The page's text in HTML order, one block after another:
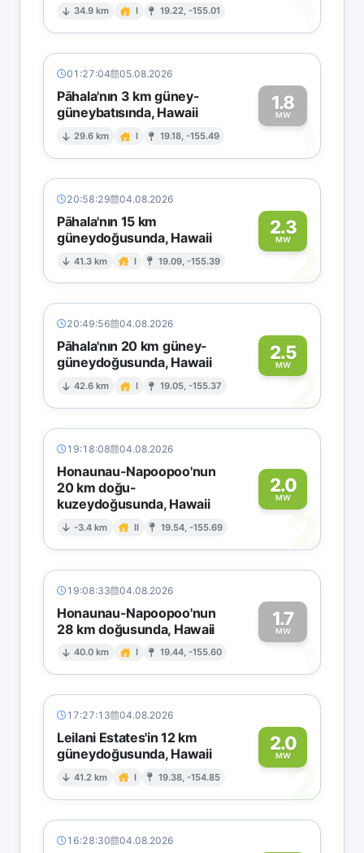
34.9 km I 19.22, -155.01 1
01:27:04 05.08.2026
Pāhala'nın 3 km güney-
güneybatısında, Hawaii
29.6 km I 19.18, -155.49
1.8
MW1
20:58:29 04.08.2026
Pāhala'nın 15 km
güneydoğusunda, Hawaii
41.3 km I 19.09, -155.39
2.3
MW2
20:49:56 04.08.2026
Pāhala'nın 20 km güney-
güneydoğusunda, Hawaii
42.6 km I 19.05, -155.37
2.5
MW2
19:18:08 04.08.2026
Honaunau-Napoopoo'nun
20 km doğu-
kuzeydoğusunda, Hawaii
-3.4 km II 19.54, -155.69
2.0
MW
2
19:08:33 04.08.2026
Honaunau-Napoopoo'nun
28 km doğusunda, Hawaii
40.0 km I 19.44, -155.60
1.7
MW1
17:27:13 04.08.2026
Leilani Estates'in 12 km
güneydoğusunda, Hawaii
41.2 km I 19.38, -154.85
2.0
MW
2
16:28:30 04.08.2026